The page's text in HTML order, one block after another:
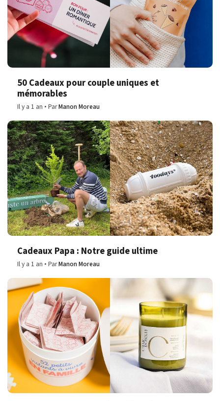
50 Cadeaux pour couple uniques et
mémorables
Il y a 1 an ParManon Moreau
Cadeaux Papa : Notre guide ultime
Il y a 1 an ParManon Moreau